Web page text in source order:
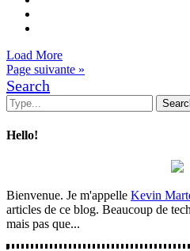
Load More
Page suivante »
Search
Hello!
Bienvenue. Je m'appelle Kevin
articles de ce blog. Beaucoup de
mais pas que...